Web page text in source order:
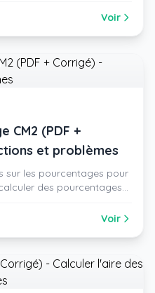
Voir
CM2 (PDF +
et problèmes
sur les pourcentages pour
des pourcentages
Voir